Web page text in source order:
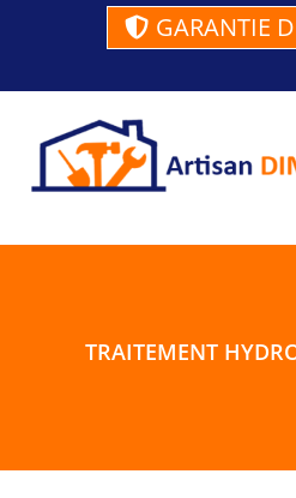
GARANTIE
TRAITEMENT